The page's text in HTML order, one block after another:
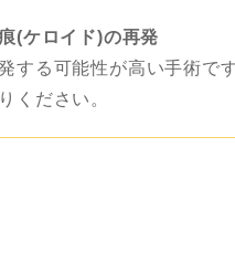
(ケロイド)の再発
する可能性が高い手術で
ください。